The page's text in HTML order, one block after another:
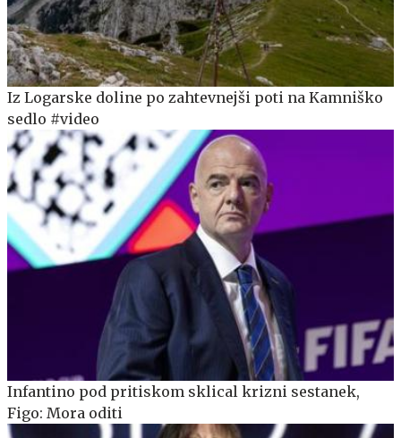
Iz Logarske doline po zahtevnejši poti na Kamniško
sedlo #video
Infantino pod pritiskom sklical krizni sestanek,
Figo: Mora oditi